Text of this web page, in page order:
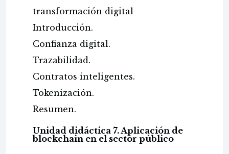
transformación digital
Introducción.
Confianza digital.
Trazabilidad.
Contratos inteligentes.
Tokenización.
Resumen.
Unidad didáctica 7. Aplicación de
blockchain en el sector público